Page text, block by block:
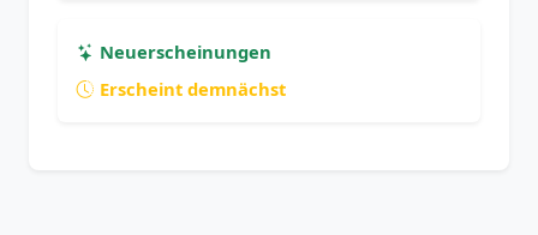
Neuerscheinungen
Erscheint demnächst